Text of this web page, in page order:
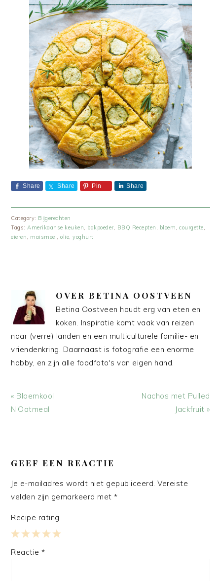
Share Share Pin Share
Category: Bijgerechten
Tags:Amerikaanse keuken, bakpoeder, BBQ Recepten , bloem,courgette,
eieren, maismeel ,olie,yoghurt
OVER BETINA OOSTVEEN
Betina Oostveen houdt erg van eten en
koken. Inspiratie komt vaak van reizen
naar (verre) landen en een multiculturele familie- en
vriendenkring. Daarnaast is fotografie een enorme
hobby, en zijn alle foodfoto's van eigen hand.
Vorig
bericht:
« Bloemkool
N’Oatmeal
Volgend
Nachos met Pulled
Jackfruit »
INTERACTIES
GEEF EEN REACTIE
Je e-mailadres wordt niet gepubliceerd. Vereiste
velden zijn gemarkeerd met*
Recipe rating
4
3
2
1
Reactie*